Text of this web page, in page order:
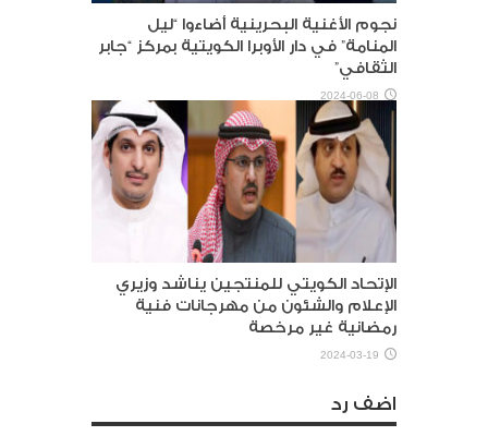
نجوم الأغنية البحرينية أضاءوا “ليل
المنامة” في دار الأوبرا الكويتية بمركز “جابر
الثقافي”
2024-06-08
الإتحاد الكويتي للمنتجين يناشد وزيري
الإعلام والشئون من مهرجانات فنية
رمضانية غير مرخصة
2024-03-19
اضف رد